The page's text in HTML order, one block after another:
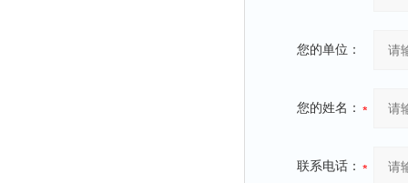
您的单位：
您的姓名：
联系电话：